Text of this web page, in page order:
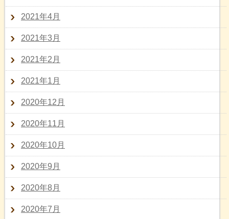
2021年4月
2021年3月
2021年2月
2021年1月
2020年12月
2020年11月
2020年10月
2020年9月
2020年8月
2020年7月